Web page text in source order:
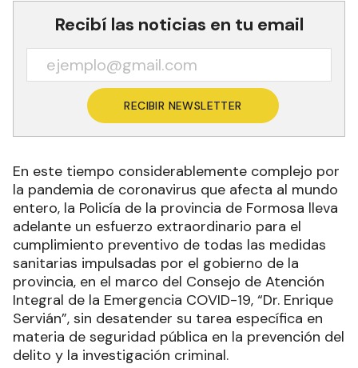
Recibí las noticias en tu email
RECIBIR NEWSLETTER
En este tiempo considerablemente complejo por
la pandemia de coronavirus que afecta al mundo
entero, la Policía de la provincia de Formosa lleva
adelante un esfuerzo extraordinario para el
cumplimiento preventivo de todas las medidas
sanitarias impulsadas por el gobierno de la
provincia, en el marco del Consejo de Atención
Integral de la Emergencia COVID-19, “Dr. Enrique
Servián”, sin desatender su tarea específica en
materia de seguridad pública en la prevención del
delito y la investigación criminal.